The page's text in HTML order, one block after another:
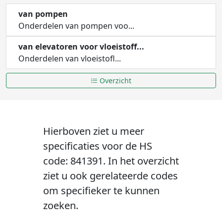
van pompen
Onderdelen van pompen voo...
van elevatoren voor vloeistoff...
Onderdelen van vloeistofl...
Overzicht
Hierboven ziet u meer
specificaties voor de HS
code: 841391. In het overzicht
ziet u ook gerelateerde codes
om specifieker te kunnen
zoeken.